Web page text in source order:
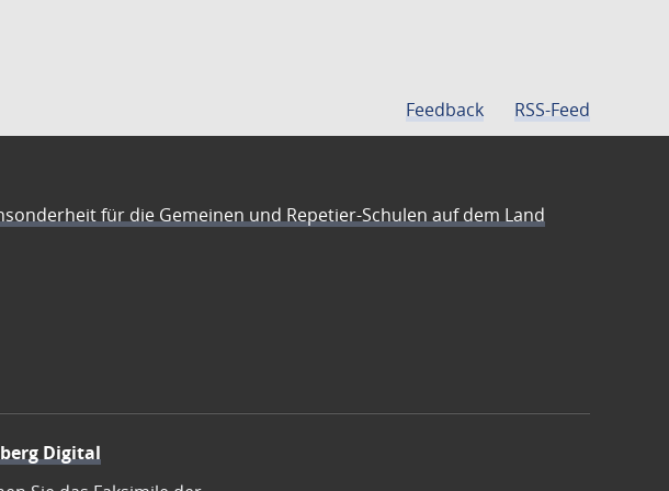
Feedback RSS-Feed
für die Gemeinen und Repetier-Schulen auf dem Land
Digital